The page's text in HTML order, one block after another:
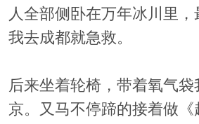
人全部侧卧在万年冰川里
我去成都就急救。
后来坐着轮椅，带着氧气
京。又马不停蹄的接着做《